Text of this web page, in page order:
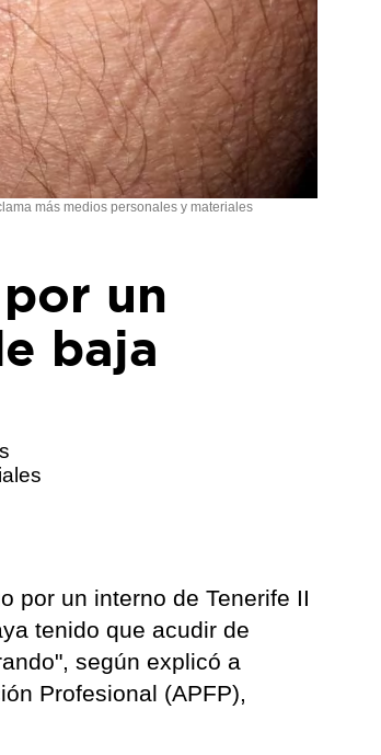
más medios personales y materiales
un
baja
por un interno de Tenerife II
tenido que acudir de
según explicó a
Profesional (APFP),